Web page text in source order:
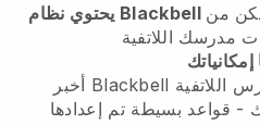
من
مدرسك اللاتفية
أخبر Blackbell عندما تتوفر خدمات مدرس اللاتفية
- قواعد بسيطة تم إعدادها